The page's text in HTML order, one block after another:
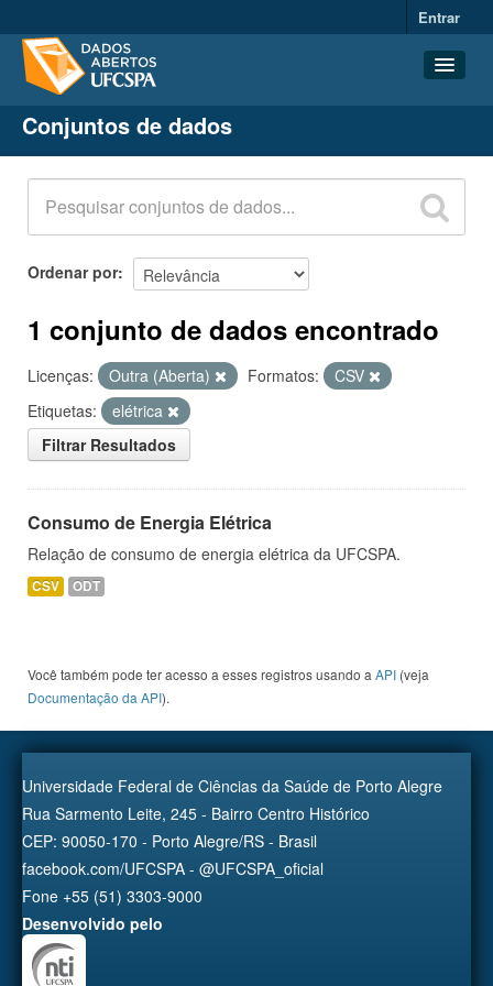
Entrar
Conjuntos de dados
Organizações
Grupos
Sobre
Conjuntos de dados
Ordenar por
1 conjunto de dados encontrado
Licenças: Outra (Aberta) Formatos:
CSV
Etiquetas:
elétrica
Filtrar Resultados
Consumo de Energia Elétrica
Relação de consumo de energia elétrica da UFCSPA.
CSV ODT
Você também pode ter acesso a esses registros usando a API (veja
Documentação da API).
Universidade Federal de Ciências da Saúde de Porto Alegre
Rua Sarmento Leite, 245 - Bairro Centro Histórico
CEP: 90050-170 - Porto Alegre/RS - Brasil
facebook.com/UFCSPA - @UFCSPA_oficial
Fone +55 (51) 3303-9000
Desenvolvido pelo